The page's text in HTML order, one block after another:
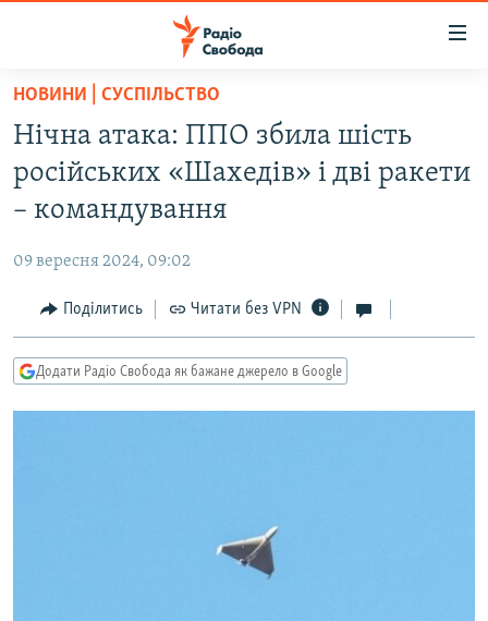
Перейти
основного
матеріалу
Перейти
основної
навігації
Перейти
до
пошуку
СТАТТІ
ЕКОНОМІКА
СУСПІЛЬСТВО
РОСІЙСЬКА «ФІЛЬТРАЦІЯ»
ДОНБАС.РЕАЛІЇ
ТИ ЯК?
НОВИНИ | СУСПІЛЬСТВО
Нічна атака: ППО збила шість
російських «Шахедів» і дві ракети
– командування
09 вересня 2024, 09:02
Поділитись Читати без VPN
Додати Радіо Свобода як бажане джерело в Google